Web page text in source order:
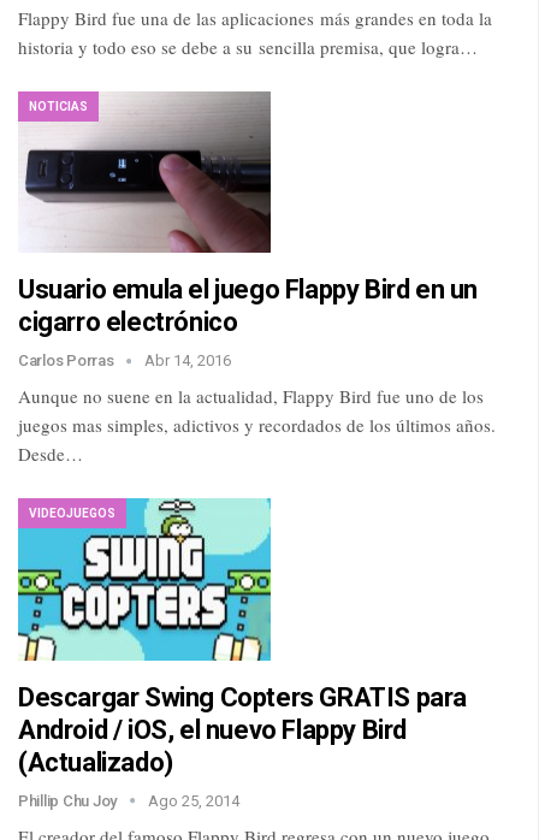
Flappy Bird fue una de las aplicaciones más grandes en toda la
historia y todo eso se debe a su sencilla premisa, que logra…
NOTICIAS
Usuario emula el juego Flappy Bird en un
cigarro electrónico
Carlos Porras Abr 14, 2016
Aunque no suene en la actualidad, Flappy Bird fue uno de los
juegos mas simples, adictivos y recordados de los últimos años.
Desde…
VIDEOJUEGOS
Descargar Swing Copters GRATIS para
Android / iOS, el nuevo Flappy Bird
(Actualizado)
Phillip Chu Joy Ago 25, 2014